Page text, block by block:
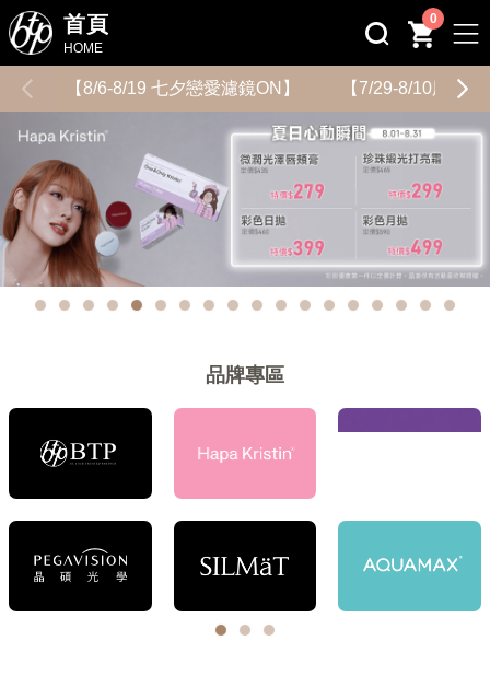
首頁
HOME
0
【8/6-8/19 七夕戀愛濾鏡ON】 【7/29-8/10用健
品牌專區